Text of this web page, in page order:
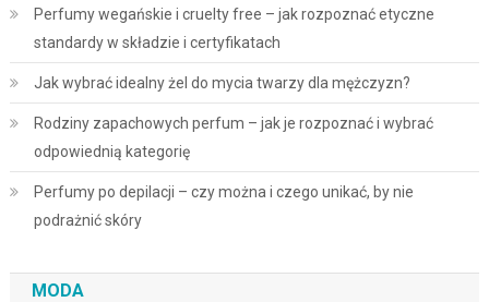
Perfumy wegańskie i cruelty free – jak rozpoznać etyczne
standardy w składzie i certyfikatach
Jak wybrać idealny żel do mycia twarzy dla mężczyzn?
Rodziny zapachowych perfum – jak je rozpoznać i wybrać
odpowiednią kategorię
Perfumy po depilacji – czy można i czego unikać, by nie
podrażnić skóry
MODA